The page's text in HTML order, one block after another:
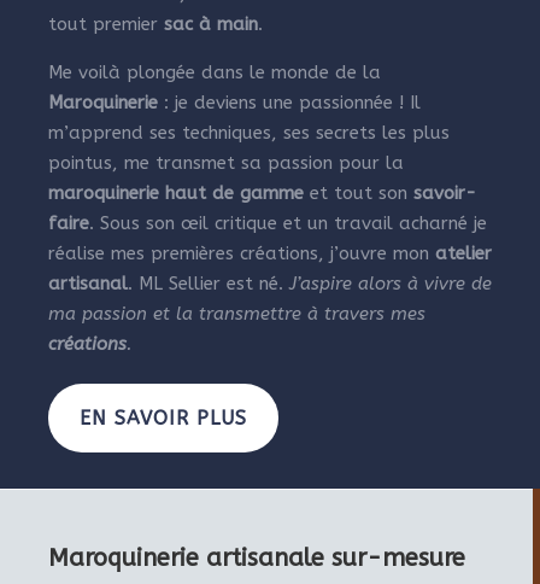
tout premier sac à main.
Me voilà plongée dans le monde de la
Maroquinerie : je deviens une passionnée ! Il
m’apprend ses techniques, ses secrets les plus
pointus, me transmet sa passion pour la
maroquinerie haut de gamme et tout son savoir-
faire. Sous son œil critique et un travail acharné je
réalise mes premières créations, j’ouvre mon atelier
artisanal. ML Sellier est né. J’aspire alors à vivre de
ma passion et la transmettre à travers mes
créations.
EN SAVOIR PLUS
Maroquinerie artisanale sur-mesure